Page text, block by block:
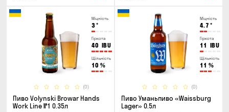
Міцність
3°
Гіркота
40 IBU
Щільність
10 %
(0)
Пиво Volynski Browar Hands
Work Line №1 0.35л
Міцність
4.7 °
Гіркота
11 IBU
Щільність
11 %
(0)
Пиво Уманьпиво «Waissburg
Lager» 0.5л